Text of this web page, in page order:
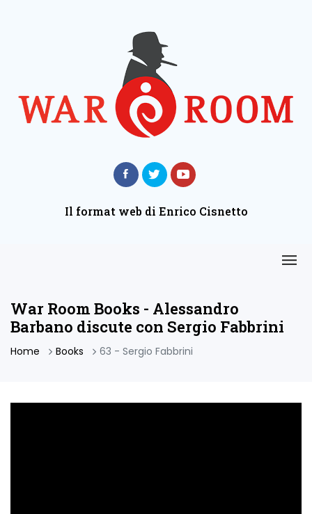
Il format web di Enrico Cisnetto
War Room Books - Alessandro
Barbano discute con Sergio Fabbrini
Home Books 63 - Sergio Fabbrini